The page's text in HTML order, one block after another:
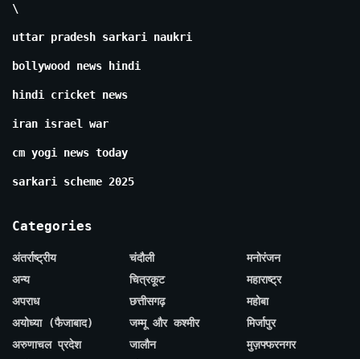
\
uttar pradesh sarkari naukri
bollywood news hindi
hindi cricket news
iran israel war
cm yogi news today
sarkari scheme 2025
Categories
अंतर्राष्ट्रीय
अन्य
अपराध
अयोध्या (फैजाबाद)
अरुणाचल प्रदेश
चंदौली
चित्रकूट
छत्तीसगढ़
जम्मू और कश्मीर
जालौन
मनोरंजन
महाराष्ट्र
महोबा
मिर्जापुर
मुज़फ्फरनगर